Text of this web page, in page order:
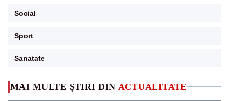
MAI MULTE ȘTIRI DIN ACTUALITATE
Social
Sport
Sanatate